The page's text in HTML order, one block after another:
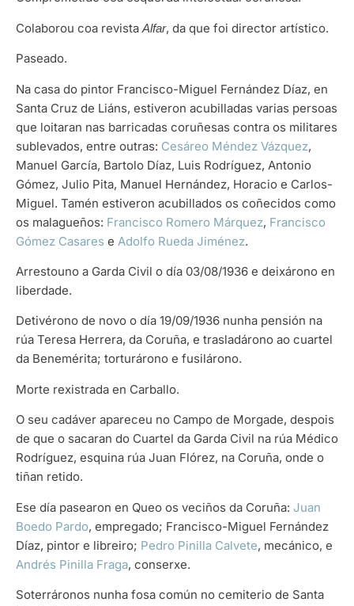
Colaborou coa revista Alfar, da que foi director artístico.
Paseado.
Na casa do pintor Francisco-Miguel Fernández Díaz, en
Santa Cruz de Liáns, estiveron acubilladas varias persoas
que loitaran nas barricadas coruñesas contra os militares
sublevados, entre outras: Cesáreo Méndez Vázquez,
Manuel García, Bartolo Díaz, Luis Rodríguez, Antonio
Gómez, Julio Pita, Manuel Hernández, Horacio e Carlos-
Miguel. Tamén estiveron acubillados os coñecidos como
os malagueños: Francisco Romero Márquez, Francisco
Gómez Casares e Adolfo Rueda Jiménez.
Arrestouno a Garda Civil o día 03/08/1936 e deixárono en
liberdade.
Detivérono de novo o día 19/09/1936 nunha pensión na
rúa Teresa Herrera, da Coruña, e trasladárono ao cuartel
da Benemérita; torturárono e fusilárono.
Morte rexistrada en Carballo.
O seu cadáver apareceu no Campo de Morgade, despois
de que o sacaran do Cuartel da Garda Civil na rúa Médico
Rodríguez, esquina rúa Juan Flórez, na Coruña, onde o
tiñan retido.
Ese día pasearon en Queo os veciños da Coruña: Juan
Boedo Pardo, empregado; Francisco-Miguel Fernández
Díaz, pintor e libreiro; Pedro Pinilla Calvete, mecánico, e
Andrés Pinilla Fraga, conserxe.
Soterráronos nunha fosa común no cemiterio de Santa